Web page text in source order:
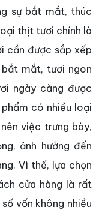
sự bắt mắt, thúc
thịt tươi chính là
cần được sắp xếp
mắt, tươi ngon
ngày càng được
có nhiều loại
việc trưng bày,
ảnh hưởng đến
Vì thế, lựa chọn
cửa hàng là rất
vốn không nhiều